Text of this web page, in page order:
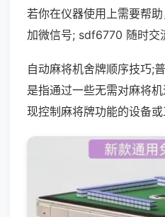
若你在仪器使用上需要帮
加微信号; sdf6770 随时交
自动麻将机舍牌顺序技巧;
是指通过一些无需对麻将
现控制麻将牌功能的设备或